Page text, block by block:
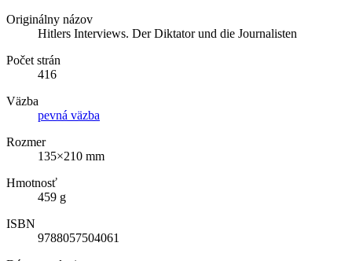
Originálny názov
Hitlers Interviews. Der Diktator und die Journalisten
Počet strán
416
Väzba
pevná väzba
Rozmer
135×210 mm
Hmotnosť
459 g
ISBN
9788057504061